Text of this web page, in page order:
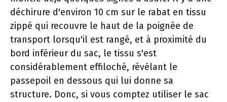
déchirure d'environ 10 cm sur le rabat en tissu
zippé qui recouvre le haut de la poignée de
transport lorsqu'il est rangé, et à proximité du
bord inférieur du sac, le tissu s'est
considérablement effiloché, révélant le
passepoil en dessous qui lui donne sa
structure. Donc, si vous comptez utiliser le sac